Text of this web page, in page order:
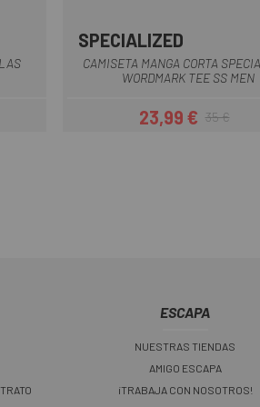
Blanco
GrisNegro
SPECIALIZED
CAMISETA MANGA CORTA
WORDMARK TEE SS MEN
Precio
23,99 €Precio regular
35 €
ESCAPA
NUESTRAS TIENDAS
AMIGO ESCAPA
¡TRABAJA CON NOSOTROS!